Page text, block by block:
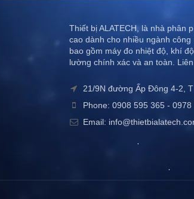
Thiết bị ALATECH, là nhà phân
cao dành cho nhiều ngành
bao gồm máy đo nhiệt độ, khí
lường chính xác và an toàn.
21/9N đường Ấp Đông 4-2,
Phone: 0908 595 365 -
Email: